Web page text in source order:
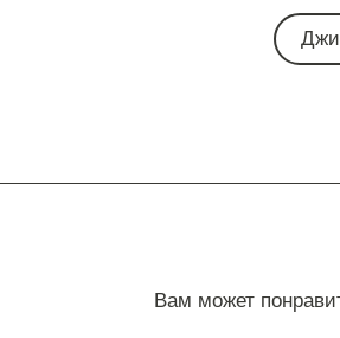
Вам может